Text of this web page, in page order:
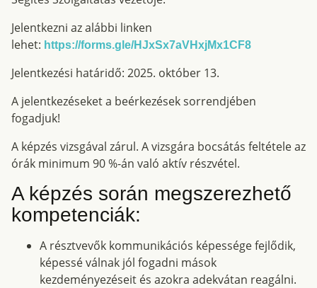
Jelentkezni az alábbi linken
lehet: https://forms.gle/HJxSx7aVHxjMx1CF8
Jelentkezési határidő: 2025. október 13.
A jelentkezéseket a beérkezések sorrendjében
fogadjuk!
A képzés vizsgával zárul. A vizsgára bocsátás feltétele az
órák minimum 90 %-án való aktív részvétel.
A képzés során megszerezhető
kompetenciák:
A résztvevők kommunikációs képessége fejlődik,
képessé válnak jól fogadni mások
kezdeményezéseit és azokra adekvátan reagálni.